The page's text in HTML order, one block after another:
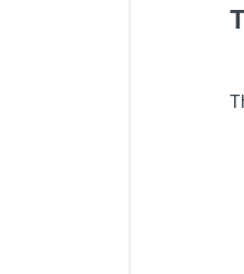
Caisson
professionnel